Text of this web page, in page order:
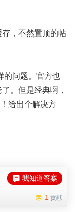
，不然置顶的帖
的问题。官方也
。但是经典啊，
给出个解决方
我知道答案
1 贡献